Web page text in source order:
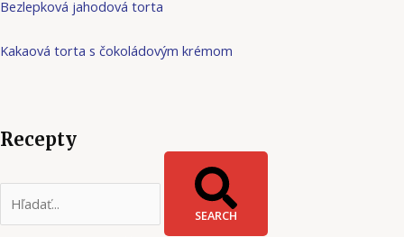
Bezlepková jahodová torta
Kakaová torta s čokoládovým krémom
Recepty
SEARCH